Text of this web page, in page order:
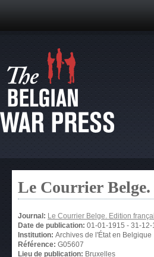
Le Courrier
Journal: Le Courrier Belge. Edition
Date de publication: 01-01-1915 - 31-12-
Institution: Archives de l'État en Belgique
Référence: G05607
Lieu de publication: Bruxelles